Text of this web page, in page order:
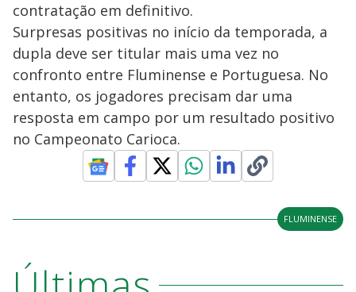
contratação em definitivo.
Surpresas positivas no início da temporada, a
dupla deve ser titular mais uma vez no
confronto entre Fluminense e Portuguesa. No
entanto, os jogadores precisam dar uma
resposta em campo por um resultado positivo
no Campeonato Carioca.
FLUMINENSE